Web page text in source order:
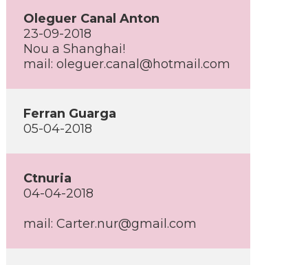
Oleguer Canal Anton
23-09-2018
Nou a Shanghai!
mail: oleguer.canal@hotmail.com
Ferran Guarga
05-04-2018
Ctnuria
04-04-2018
mail: Carter.nur@gmail.com